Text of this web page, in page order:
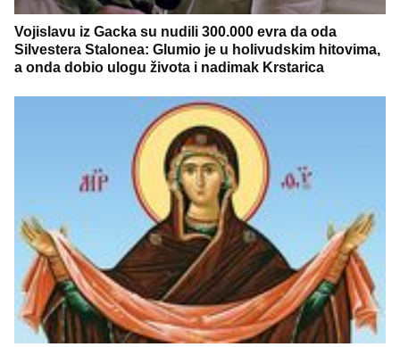
Vojislavu iz Gacka su nudili 300.000 evra da oda
Silvestera Stalonea: Glumio je u holivudskim hitovima,
a onda dobio ulogu života i nadimak Krstarica